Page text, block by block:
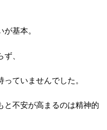
基本。
、
ていませんでした。
と不安が高まるのは精神的